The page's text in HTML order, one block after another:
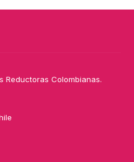
Reductoras Colombianas.